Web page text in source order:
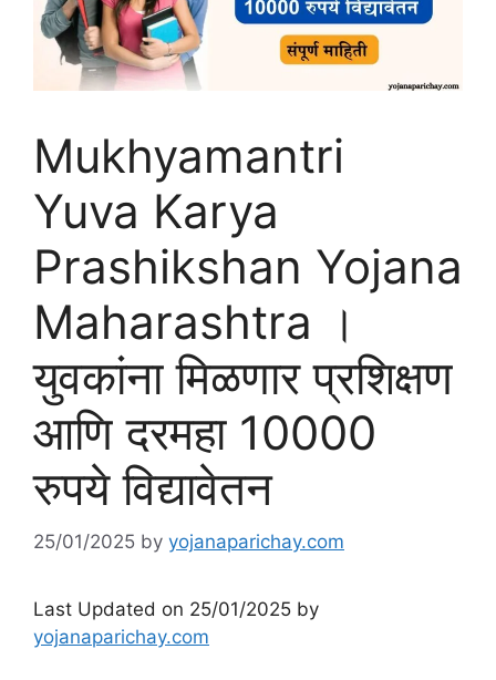
Mukhyamantri
Yuva Karya
Prashikshan Yojana
Maharashtra ।
युवकांना मिळणार प्रशिक्षण
आणि दरमहा 10000
रुपये विद्यावेतन
25/01/2025 by yojanaparichay.com
Last Updated on 25/01/2025 by
yojanaparichay.com